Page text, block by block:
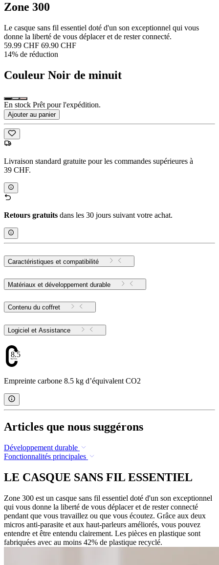
Zone 300
Le casque sans fil essentiel doté d'un son exceptionnel qui vous
donne la liberté de vous déplacer et de rester connecté.
59.99 CHF 69.90 CHF
14% de réduction
Couleur Noir de minuit
En stock Prêt pour l'expédition.
Ajouter au panier
Livraison standard gratuite pour les commandes supérieures à
39 CHF.
Retours gratuits dans les 30 jours suivant votre achat.
Caractéristiques et compatibilité
Matériaux et développement durable
Contenu du coffret
Logiciel et Assistance
8.5
Empreinte carbone 8.5 kg d’équivalent CO2
Articles que nous suggérons
Développement durable
Fonctionnalités principales
LE CASQUE SANS FIL ESSENTIEL
Zone 300 est un casque sans fil essentiel doté d'un son exceptionnel
qui vous donne la liberté de vous déplacer et de rester connecté
pendant que vous travaillez ou que vous écoutez. Grâce aux deux
micros anti-parasite et aux haut-parleurs améliorés, vous pouvez
entendre et être entendu clairement. Les pièces en plastique sont
fabriquées avec au moins 42% de plastique recyclé.